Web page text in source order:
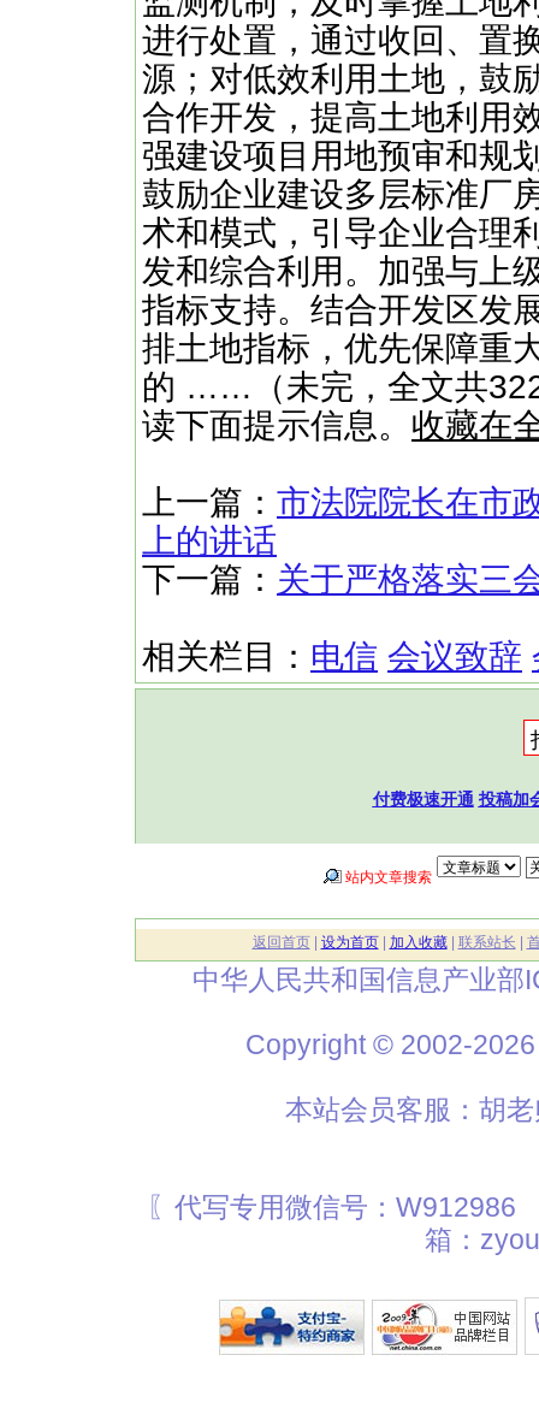
进行处置，通过收回、置
源；对低效利用土地，鼓
合作开发，提高土地利用
强建设项目用地预审和规
鼓励企业建设多层标准厂
术和模式，引导企业合理
发和综合利用。加强与上
指标支持。结合开发区发
排土地指标，优先保障重
的 ……（未完，全文共
读下面提示信息。 收藏在
上一篇： 市法院院长在市
上的讲话
下一篇： 关于严格落实三
相关栏目： 电信 会议致辞
付费极速开通 投稿加
站内文章搜索
返回首页| 设为首页| 加入收藏| 联系站长
中华人民共和国信息产业部
Copyright © 2002-
本站会员客服：胡
〖代写专用微信号：
箱：